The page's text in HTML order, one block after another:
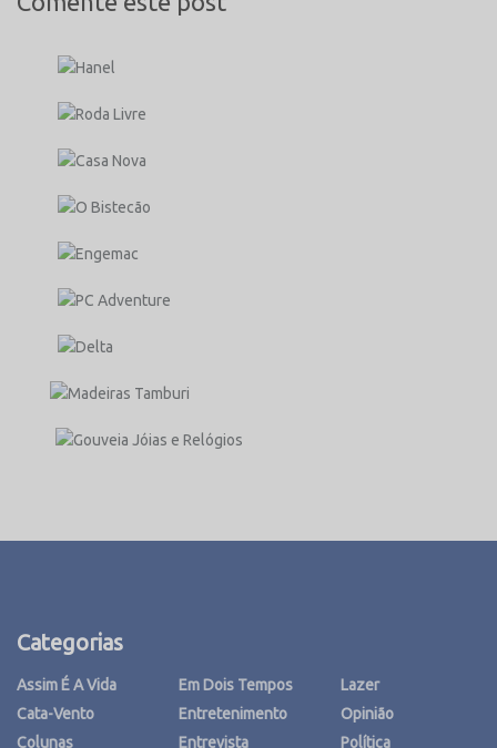
Categorias
Assim É A Vida
Cata-Vento
Colunas
Em Dois Tempos
Entretenimento
Entrevista
Lazer
Opinião
Política